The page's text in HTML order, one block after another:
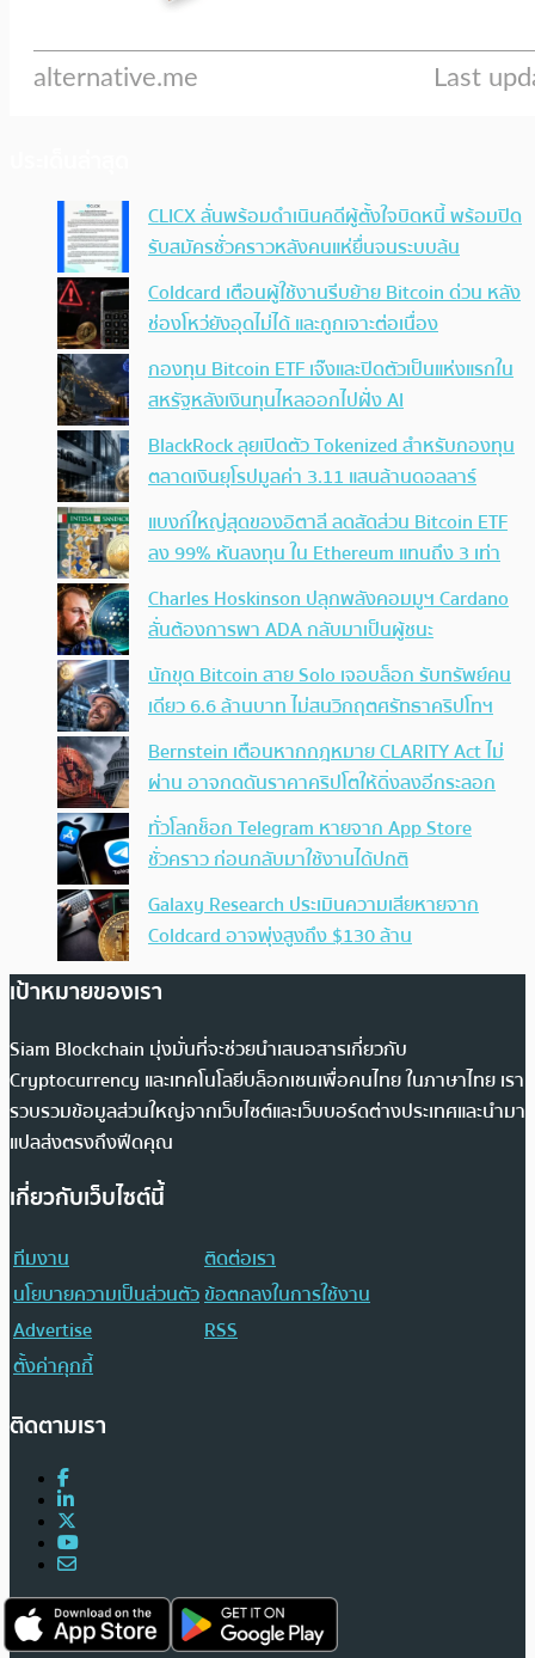
CLICX ลั่นพร้อมดำเนินคดีผู้ตั้งใจบิดหนี้ พร้อมปิด
รับสมัครชั่วคราวหลังคนแห่ยื่นจนระบบล้น
Coldcard เตือนผู้ใช้งานรีบย้าย Bitcoin ด่วน หลัง
ช่องโหว่ยังอุดไม่ได้ และถูกเจาะต่อเนื่อง
กองทุน Bitcoin ETF เจ๊งและปิดตัวเป็นแห่งแรกใน
สหรัฐหลังเงินทุนไหลออกไปฝั่ง AI
BlackRock ลุยเปิดตัว Tokenized สำหรับกองทุน
ตลาดเงินยุโรปมูลค่า 3.11 แสนล้านดอลลาร์
แบงก์ใหญ่สุดของอิตาลี ลดสัดส่วน Bitcoin ETF
ลง 99% หันลงทุน ใน Ethereum แทนถึง 3 เท่า
Charles Hoskinson ปลุกพลังคอมมูฯ Cardano
ลั่นต้องการพา ADA กลับมาเป็นผู้ชนะ
นักขุด Bitcoin สาย Solo เจอบล็อก รับทรัพย์คน
เดียว 6.6 ล้านบาท ไม่สนวิกฤตศรัทธาคริปโทฯ
Bernstein เตือนหากกฎหมาย CLARITY Act ไม่
ผ่าน อาจกดดันราคาคริปโตให้ดิ่งลงอีกระลอก
ทั่วโลกช็อก Telegram หายจาก App Store
ชั่วคราว ก่อนกลับมาใช้งานได้ปกติ
Galaxy Research ประเมินความเสียหายจาก
Coldcard อาจพุ่งสูงถึง $130 ล้าน
เป้าหมายของเรา
Siam Blockchain มุ่งมั่นที่จะช่วยนำเสนอสารเกี่ยวกับ
Cryptocurrency และเทคโนโลยีบล็อกเชนเพื่อคนไทย ในภาษาไทย เรา
รวบรวมข้อมูลส่วนใหญ่จากเว็บไซต์และเว็บบอร์ดต่างประเทศและนำมา
แปลส่งตรงถึงฟีดคุณ
เกี่ยวกับเว็บไซต์นี้
ทีมงาน
ติดต่อเรา
นโยบายความเป็นส่วนตัวข้อตกลงในการใช้งาน
Advertise
RSS
ตั้งค่าคุกกี้
ติดตามเรา